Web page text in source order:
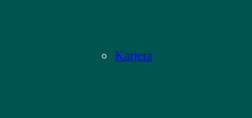
Karjera